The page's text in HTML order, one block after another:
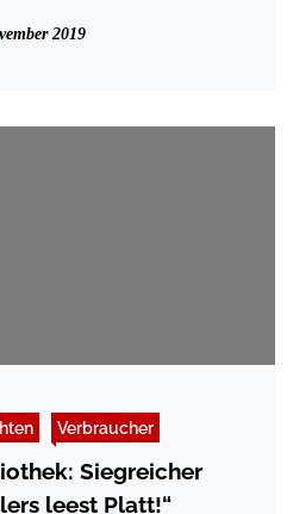
2019
Verbraucher
Siegreicher
leest Platt!“